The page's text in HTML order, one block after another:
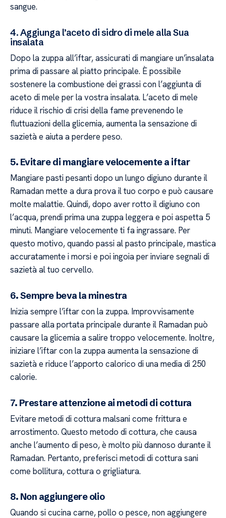
sangue.
4. Aggiunga l’aceto di sidro di mele alla Sua
insalata
Dopo la zuppa all’iftar, assicurati di mangiare un’insalata
prima di passare al piatto principale. È possibile
sostenere la combustione dei grassi con l’aggiunta di
aceto di mele per la vostra insalata. L’aceto di mele
riduce il rischio di crisi della fame prevenendo le
fluttuazioni della glicemia, aumenta la sensazione di
sazietà e aiuta a perdere peso.
5. Evitare di mangiare velocemente a iftar
Mangiare pasti pesanti dopo un lungo digiuno durante il
Ramadan mette a dura prova il tuo corpo e può causare
molte malattie. Quindi, dopo aver rotto il digiuno con
l’acqua, prendi prima una zuppa leggera e poi aspetta 5
minuti. Mangiare velocemente ti fa ingrassare. Per
questo motivo, quando passi al pasto principale, mastica
accuratamente i morsi e poi ingoia per inviare segnali di
sazietà al tuo cervello.
6. Sempre beva la minestra
Inizia sempre l’iftar con la zuppa. Improvvisamente
passare alla portata principale durante il Ramadan può
causare la glicemia a salire troppo velocemente. Inoltre,
iniziare l’iftar con la zuppa aumenta la sensazione di
sazietà e riduce l’apporto calorico di una media di 250
calorie.
7. Prestare attenzione ai metodi di cottura
Evitare metodi di cottura malsani come frittura e
arrostimento. Questo metodo di cottura, che causa
anche l’aumento di peso, è molto più dannoso durante il
Ramadan. Pertanto, preferisci metodi di cottura sani
come bollitura, cottura o grigliatura.
8. Non aggiungere olio
Quando si cucina carne, pollo o pesce, non aggiungere